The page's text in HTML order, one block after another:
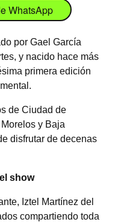
WhatsApp
por Gael García
y nacido hace más
primera edición
de Ciudad de
y Baja
disfrutar de decenas
show
Iztel Martínez del
compartiendo toda